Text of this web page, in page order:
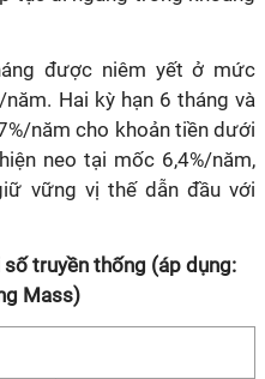
được niêm yết ở mức
Hai kỳ hạn 6 tháng và
năm cho khoản tiền dưới
neo tại mốc 6,4%/năm,
vững vị thế dẫn đầu với
truyền thống (áp dụng:
Mass)